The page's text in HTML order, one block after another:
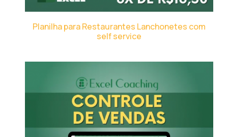
Planilha para Restaurantes Lanchonetes com
self service